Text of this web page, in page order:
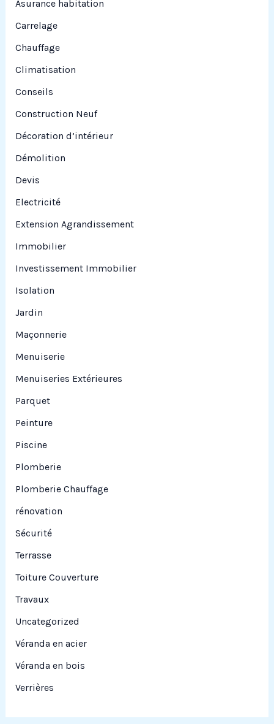
:Asurance habitation
Carrelage
Chauffage
Climatisation
Conseils
Construction Neuf
Décoration d’intérieur
Démolition
Devis
Electricité
Extension Agrandissement
Immobilier
Investissement Immobilier
Isolation
Jardin
Maçonnerie
Menuiserie
Menuiseries Extérieures
Parquet
Peinture
Piscine
Plomberie
Plomberie Chauffage
rénovation
Sécurité
Terrasse
Toiture Couverture
Travaux
Uncategorized
Véranda en acier
Véranda en bois
Verrières